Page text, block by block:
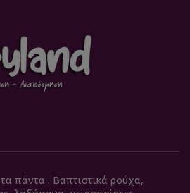
πάντα . Βαπτιστικά ρούχα,